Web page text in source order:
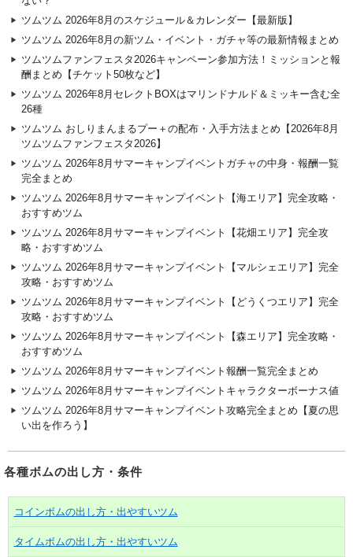
ツムツム 2026年8月のスケジュール＆カレンダー【最新版】
ツムツム 2026年8月の新ツム・イベント・ガチャ等の最新情報まとめ
ツムツムファンフェスタ2026キャンペーン参加方法！ミッションと報
酬まとめ【チケット50枚など】
ツムツム 2026年8月セレクトBOXはマリンドナルド＆ミッキー含む全
26種
ツムツム おしりまんまるプー＋の配布・入手方法まとめ【2026年8月
ツムツムファンフェスタ2026】
ツムツム 2026年8月サマーキャンプイベントガチャの中身・報酬一覧
完全まとめ
ツムツム 2026年8月サマーキャンプイベント【海エリア】完全攻略・
おすすめツム
ツムツム 2026年8月サマーキャンプイベント【花畑エリア】完全攻
略・おすすめツム
ツムツム 2026年8月サマーキャンプイベント【マルシェエリア】完全
攻略・おすすめツム
ツムツム 2026年8月サマーキャンプイベント【どうくつエリア】完全
攻略・おすすめツム
ツムツム 2026年8月サマーキャンプイベント【森エリア】完全攻略・
おすすめツム
ツムツム 2026年8月サマーキャンプイベント報酬一覧完全まとめ
ツムツム 2026年8月サマーキャンプイベントキャラクターボーナス値
ツムツム 2026年8月サマーキャンプイベント攻略完全まとめ【夏の思
い出を作ろう】
各種ボムの出し方・条件
コインボムの出し方・出やすいツム
タイムボムの出し方・出やすいツム